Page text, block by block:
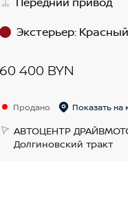
Экстерьер:
60 400 BYN
Продано Показать на
АВТОЦЕНТР
Долгиновский тракт